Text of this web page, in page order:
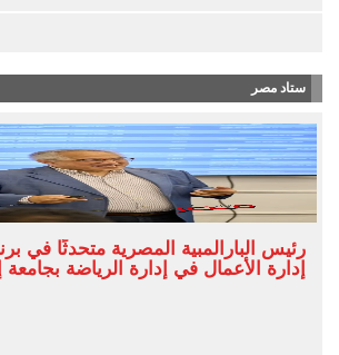
ستاد مصر
رئيس البارالمبية المصرية متحدثًا في
إدارة الأعمال في إدارة الرياضة